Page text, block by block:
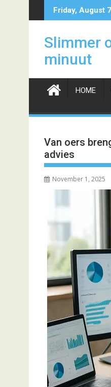
to
Friday, August
Slimmer
minuut
HOME
Van oers
advies
November 1, 2025